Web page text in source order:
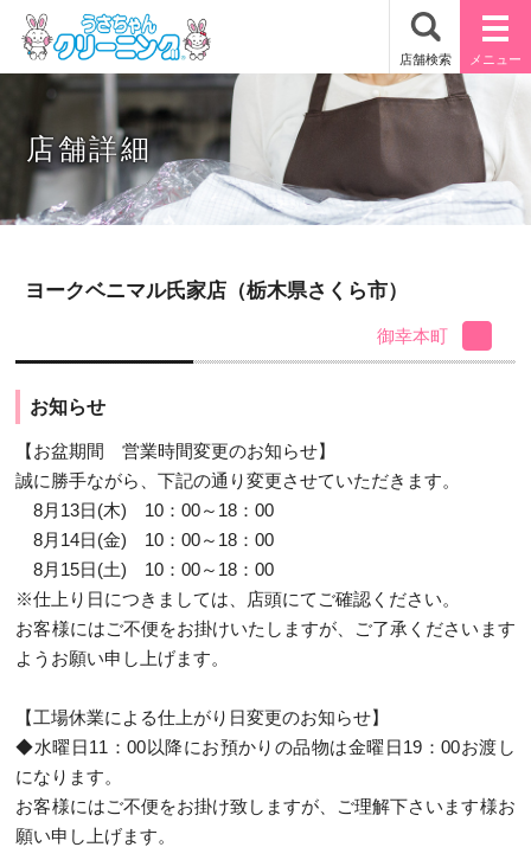
店舗詳細
ヨークベニマル氏家店（栃木県さくら市）
御幸本町
お知らせ
【お盆期間 営業時間変更のお知らせ】
誠に勝手ながら、下記の通り変更させていただきます。
8月13日(木) 10：00～18：00
8月14日(金) 10：00～18：00
8月15日(土) 10：00～18：00
※仕上り日につきましては、店頭にてご確認ください。
お客様にはご不便をお掛けいたしますが、ご了承くださいます
ようお願い申し上げます。
【工場休業による仕上がり日変更のお知らせ】
◆水曜日11：00以降にお預かりの品物は金曜日19：00お渡し
になります。
お客様にはご不便をお掛け致しますが、ご理解下さいます様お
願い申し上げます。